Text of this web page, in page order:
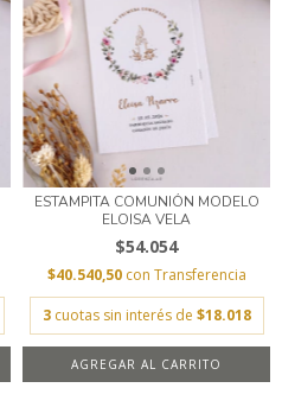
ESTAMPITA COMUNIÓN MODELO
ELOISA VELA
$54.054
$40.540,50 con Transferencia
3 cuotas sin interés de $18.018
AGREGAR AL CARRITO